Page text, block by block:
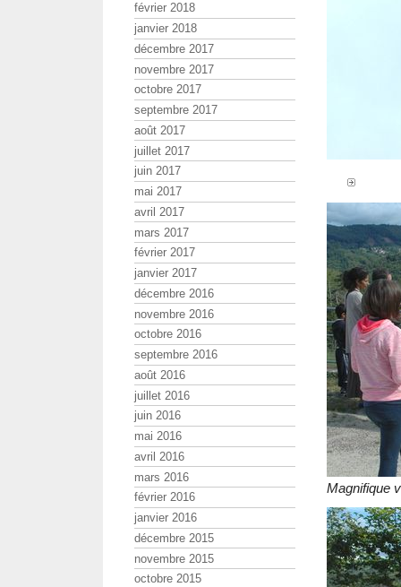
Magnifique
février 2018
janvier 2018
décembre 2017
novembre 2017
octobre 2017
septembre 2017
août 2017
juillet 2017
juin 2017
mai 2017
avril 2017
mars 2017
février 2017
janvier 2017
décembre 2016
novembre 2016
octobre 2016
septembre 2016
août 2016
juillet 2016
juin 2016
mai 2016
avril 2016
mars 2016
février 2016
janvier 2016
décembre 2015
novembre 2015
octobre 2015